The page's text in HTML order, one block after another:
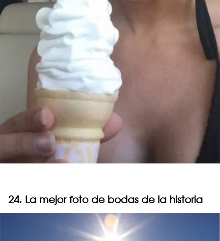
24. La mejor foto de bodas de la historia